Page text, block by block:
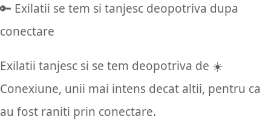
🔑 Exilatii se tem si tanjesc deopotriva dupa
conectare
Exilatii tanjesc si se tem deopotriva de ☀️
Conexiune, unii mai intens decat altii, pentru ca
au fost raniti prin conectare.